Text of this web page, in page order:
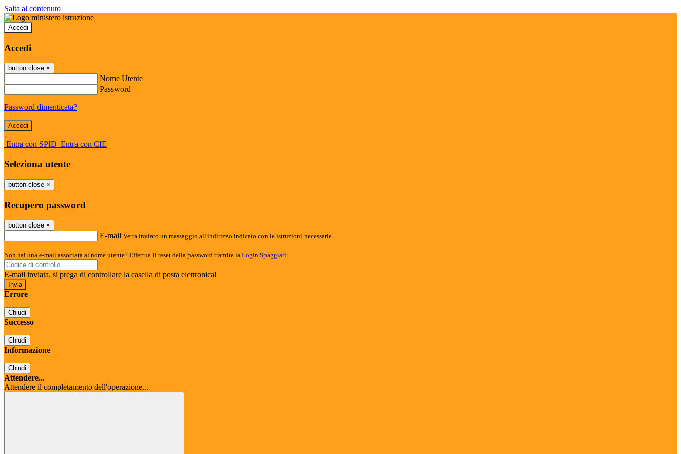
Salta al contenuto
Accedi
Accedi
button close ×
Nome Utente
Password
Password dimenticata?
-
Entra con SPID Entra con CIE
Seleziona utente
button close ×
Recupero password
button close ×
E-mail Verrà inviato un messaggio all'indirizzo indicato con le istruzioni necessarie.
Non hai una e-mail associata al nome utente? Effettua il reset della password tramite la Login Spaggiari
E-mail inviata, si prega di controllare la casella di posta elettronica!
Errore
Chiudi
Successo
Chiudi
Informazione
Chiudi
Attendere...
Attendere il completamento dell'operazione...